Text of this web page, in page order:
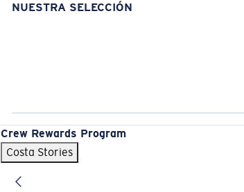
NUESTRA SELECCIÓN
Crew Rewards Program
Costa Stories